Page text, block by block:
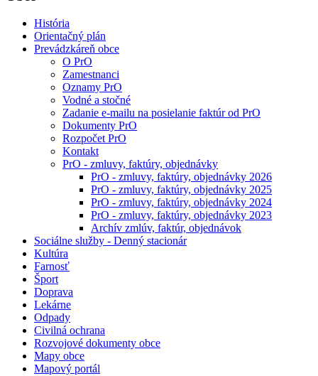
História
Orientačný plán
Prevádzkáreň obce
O PrO
Zamestnanci
Oznamy PrO
Vodné a stočné
Zadanie e-mailu na posielanie faktúr od PrO
Dokumenty PrO
Rozpočet PrO
Kontakt
PrO - zmluvy, faktúry, objednávky
PrO - zmluvy, faktúry, objednávky 2026
PrO - zmluvy, faktúry, objednávky 2025
PrO - zmluvy, faktúry, objednávky 2024
PrO - zmluvy, faktúry, objednávky 2023
Archív zmlúv, faktúr, objednávok
Sociálne služby - Denný stacionár
Kultúra
Farnosť
Šport
Doprava
Lekárne
Odpady
Civilná ochrana
Rozvojové dokumenty obce
Mapy obce
Mapový portál